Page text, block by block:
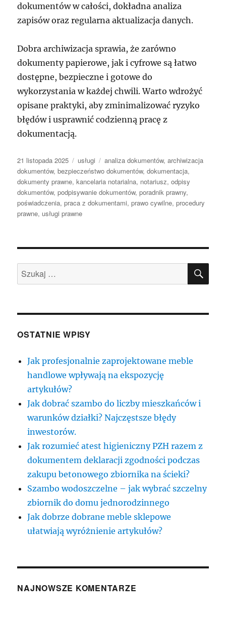
dokumentów w całości, dokładna analiza
zapisów oraz regularna aktualizacja danych.
Dobra archiwizacja sprawia, że zarówno
dokumenty papierowe, jak i cyfrowe są łatwo
dostępne, bezpieczne i gotowe do
wykorzystania w każdej chwili. Warto wdrożyć
opisane praktyki, aby zminimalizować ryzyko
błędów i usprawnić codzienną pracę z
dokumentacją.
Data
publikacji
21 listopada 2025 Kategorie
usługi Tagi
analiza dokumentów,archiwizacja
dokumentów,bezpieczeństwo dokumentów,dokumentacja,
dokumenty prawne,kancelaria notarialna, notariusz,odpisy
dokumentów,podpisywanie dokumentów,poradnik prawny,
poświadczenia,praca z dokumentami,prawo cywilne,procedury
prawne, usługi prawne
Szukaj:
OSTATNIE WPISY
Jak profesjonalnie zaprojektowane meble
handlowe wpływają na ekspozycję
artykułów?
Jak dobrać szambo do liczby mieszkańców i
warunków działki? Najczęstsze błędy
inwestorów.
Jak rozumieć atest higieniczny PZH razem z
dokumentem deklaracji zgodności podczas
zakupu betonowego zbiornika na ścieki?
Szambo wodoszczelne – jak wybrać szczelny
zbiornik do domu jednorodzinnego
Jak dobrze dobrane meble sklepowe
ułatwiają wyróżnienie artykułów?
NAJNOWSZE KOMENTARZE